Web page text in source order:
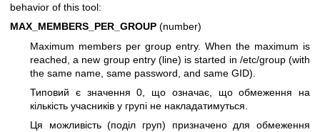
behavior of this tool:
MAX_MEMBERS_PER_GROUP (number)
Maximum members per group entry. When the maximum is
reached, a new group entry (line) is started in /etc/group (with
the same name, same password, and same GID).
Типовий є значення 0, що означає, що обмеження на
кількість учасників у групі не накладатимуться.
Ця можливість (поділ груп) призначено для обмеження